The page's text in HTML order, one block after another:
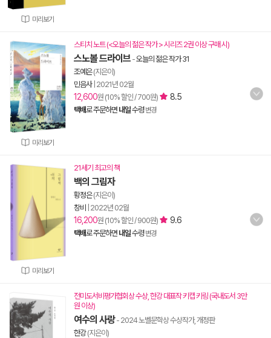
미리보기
미리보기
스티치 노트 (<오늘의 젊은 작가 > 시리즈 2권 이상 구매 시)
스노볼 드라이브 -오늘의 젊은 작가 31
조예은(지은이)
민음사| 2021년 02월
12,600원 (10% 할인 / 700원) 8.5
택배로 주문하면 내일수령 변경
미리보기
21세기 최고의 책
백의 그림자
황정은(지은이)
창비
2022년 02월
16,200원 (10% 할인 / 900원) 9.6
택배로 주문하면 내일수령 변경
전미도서비평가협회상 수상, 한강 대표작 키캡 키링 (국내도서 3만
원 이상)
여수의 사랑- 2024 노벨문학상 수상작가, 개정판
한강(지은이)